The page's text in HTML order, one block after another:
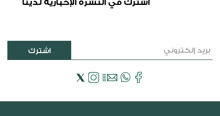
اشترك
فيسبوكWhatsApp
Email انستجرام
إكس